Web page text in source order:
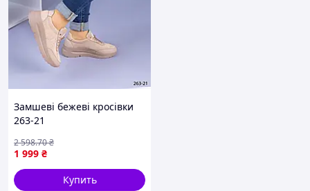
Замшеві бежеві кросівки
263-21
1 999 ₴
2 598.70₴
Купить